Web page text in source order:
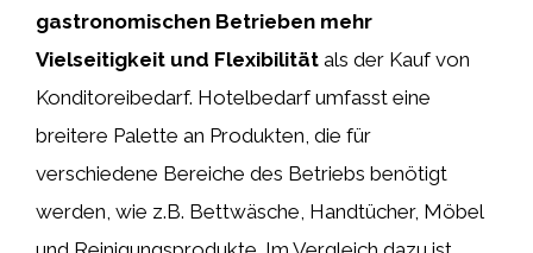
gastronomischen Betrieben mehr
Vielseitigkeit und Flexibilität als der Kauf von
Konditoreibedarf. Hotelbedarf umfasst eine
breitere Palette an Produkten, die für
verschiedene Bereiche des Betriebs benötigt
werden, wie z.B. Bettwäsche, Handtücher, Möbel